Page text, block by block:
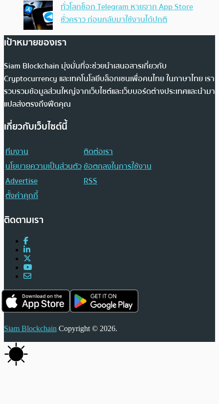
ทั่วโลกช็อก Telegram หายจาก App Store
ชั่วคราว ก่อนกลับมาใช้งานได้ปกติ
เป้าหมายของเรา
Siam Blockchain มุ่งมั่นที่จะช่วยนำเสนอสารเกี่ยวกับ
Cryptocurrency และเทคโนโลยีบล็อกเชนเพื่อคนไทย ในภาษาไทย เรา
รวบรวมข้อมูลส่วนใหญ่จากเว็บไซต์และเว็บบอร์ดต่างประเทศและนำมา
แปลส่งตรงถึงฟีดคุณ
เกี่ยวกับเว็บไซต์นี้
ทีมงาน
ติดต่อเรา
นโยบายความเป็นส่วนตัวข้อตกลงในการใช้งาน
Advertise
RSS
ตั้งค่าคุกกี้
ติดตามเรา
Siam Blockchain Copyright © 2026.